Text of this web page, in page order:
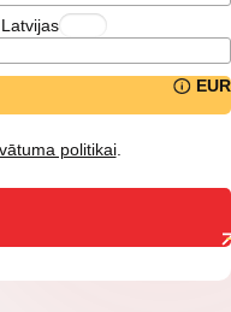
EUR
politikai.